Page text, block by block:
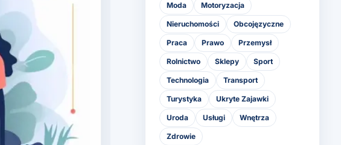
Moda Motoryzacja
Nieruchomości Obcojęzyczne
Praca Prawo Przemysł
Rolnictwo Sklepy Sport
Technologia Transport
Turystyka Ukryte Zajawki
Uroda Usługi Wnętrza
Zdrowie